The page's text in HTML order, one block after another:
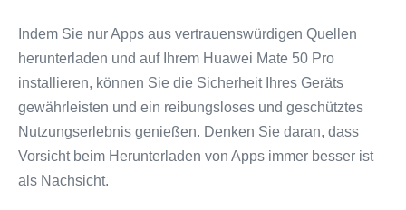
Indem Sie nur Apps aus vertrauenswürdigen Quellen
herunterladen und auf Ihrem Huawei Mate 50 Pro
installieren, können Sie die Sicherheit Ihres Geräts
gewährleisten und ein reibungsloses und geschütztes
Nutzungserlebnis genießen. Denken Sie daran, dass
Vorsicht beim Herunterladen von Apps immer besser ist
als Nachsicht.